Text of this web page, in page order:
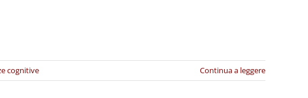
cognitive Continua a leggere